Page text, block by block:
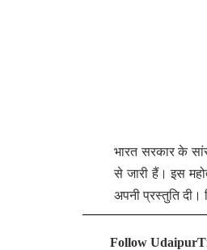
भारत सरकार के
से जारी हैं। इस
अपनी प्रस्तुति दी।
Follow